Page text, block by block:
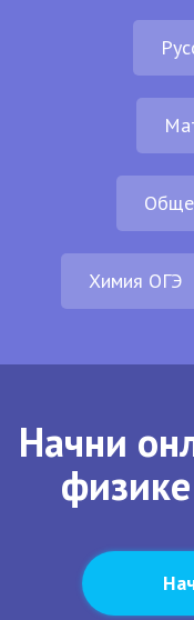
Химия ОГЭ
Начни